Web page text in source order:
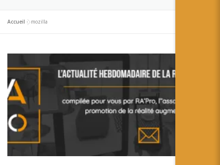
SERVICES RA’PRO
English
Français
Accueil »mozilla